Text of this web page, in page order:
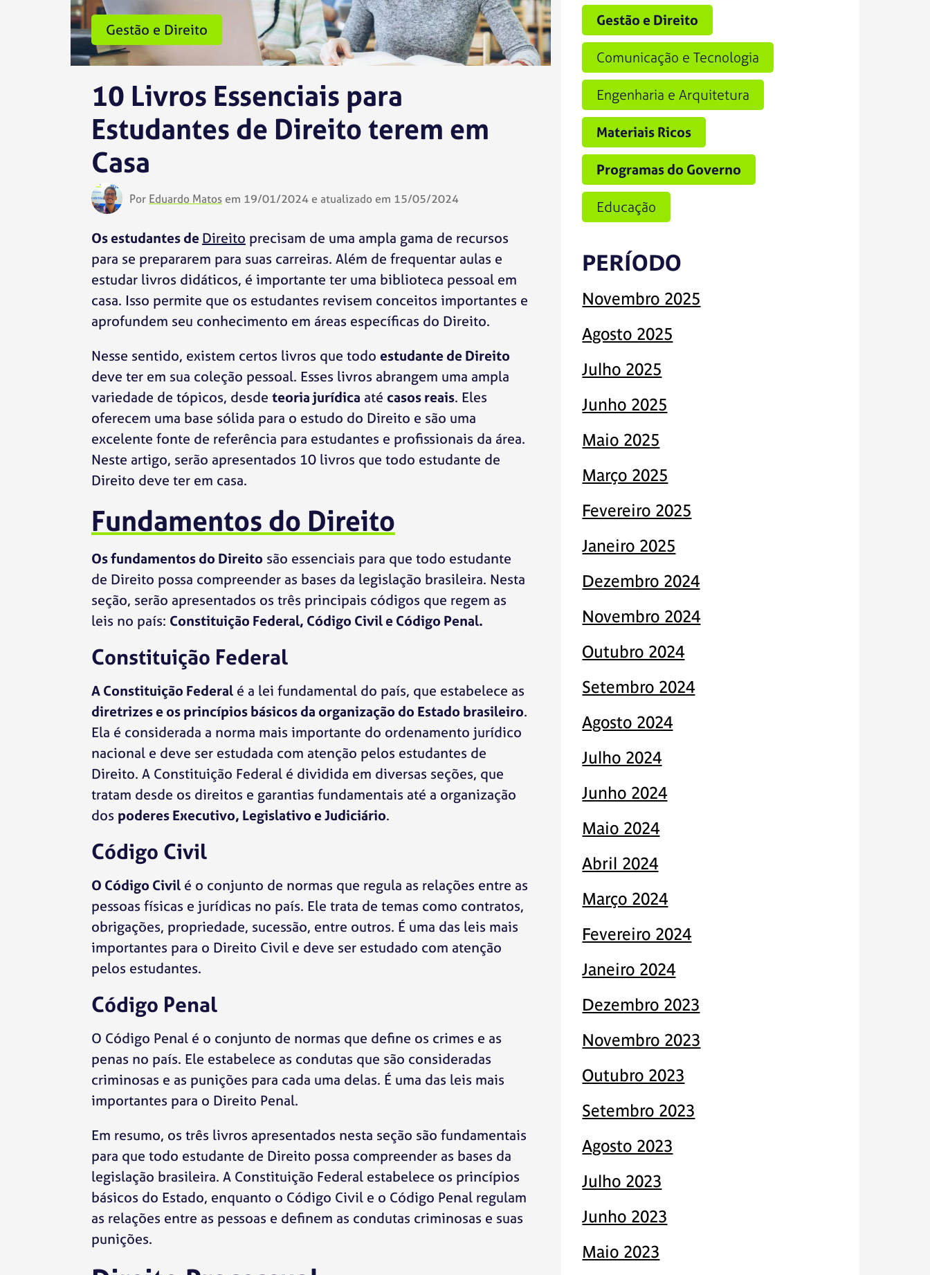
Gestão e Direito
10 Livros Essenciais para
Estudantes de Direito terem em
Casa
Por Eduardo Matos em 19/01/2024 e atualizado em 15/05/2024
Os estudantes deDireito precisam de uma ampla gama de recursos
para se prepararem para suas carreiras. Além de frequentar aulas e
estudar livros didáticos, é importante ter uma biblioteca pessoal em
casa. Isso permite que os estudantes revisem conceitos importantes e
aprofundem seu conhecimento em áreas específicas do Direito.
Nesse sentido, existem certos livros que todo estudante de Direito
deve ter em sua coleção pessoal. Esses livros abrangem uma ampla
variedade de tópicos, desde teoria jurídica até casos reais. Eles
oferecem uma base sólida para o estudo do Direito e são uma
excelente fonte de referência para estudantes e profissionais da área.
Neste artigo, serão apresentados 10 livros que todo estudante de
Direito deve ter em casa.
Fundamentos do Direito
Os fundamentos do Direito são essenciais para que todo estudante
de Direito possa compreender as bases da legislação brasileira. Nesta
seção, serão apresentados os três principais códigos que regem as
leis no país: Constituição Federal, Código Civil e Código Penal.
Constituição Federal
A Constituição Federal é a lei fundamental do país, que estabelece as
diretrizes e os princípios básicos da organização do Estado brasileiro.
Ela é considerada a norma mais importante do ordenamento jurídico
nacional e deve ser estudada com atenção pelos estudantes de
Direito. A Constituição Federal é dividida em diversas seções, que
tratam desde os direitos e garantias fundamentais até a organização
dos poderes Executivo, Legislativo e Judiciário.
Código Civil
O Código Civil é o conjunto de normas que regula as relações entre as
pessoas físicas e jurídicas no país. Ele trata de temas como contratos,
obrigações, propriedade, sucessão, entre outros. É uma das leis mais
importantes para o Direito Civil e deve ser estudado com atenção
pelos estudantes.
Código Penal
O Código Penal é o conjunto de normas que define os crimes e as
penas no país. Ele estabelece as condutas que são consideradas
criminosas e as punições para cada uma delas. É uma das leis mais
importantes para o Direito Penal.
Em resumo, os três livros apresentados nesta seção são fundamentais
para que todo estudante de Direito possa compreender as bases da
legislação brasileira. A Constituição Federal estabelece os princípios
básicos do Estado, enquanto o Código Civil e o Código Penal regulam
as relações entre as pessoas e definem as condutas criminosas e suas
punições.
Gestão e Direito
Comunicação e Tecnologia
Engenharia e Arquitetura
Materiais Ricos
Programas do Governo
Educação
PERÍODO
Novembro 2025
Agosto 2025
Julho 2025
Junho 2025
Maio 2025
Março 2025
Fevereiro 2025
Janeiro 2025
Dezembro 2024
Novembro 2024
Outubro 2024
Setembro 2024
Agosto 2024
Julho 2024
Junho 2024
Maio 2024
Abril 2024
Março 2024
Fevereiro 2024
Janeiro 2024
Dezembro 2023
Novembro 2023
Outubro 2023
Setembro 2023
Agosto 2023
Julho 2023
Junho 2023
Maio 2023